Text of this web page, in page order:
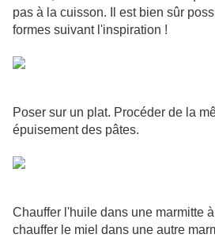
pas à la cuisson. Il est bien sûr
formes suivant l'inspiration !
Poser sur un plat. Procéder de la
épuisement des pâtes.
Chauffer l'huile dans une marmitte
chauffer le miel dans une autre